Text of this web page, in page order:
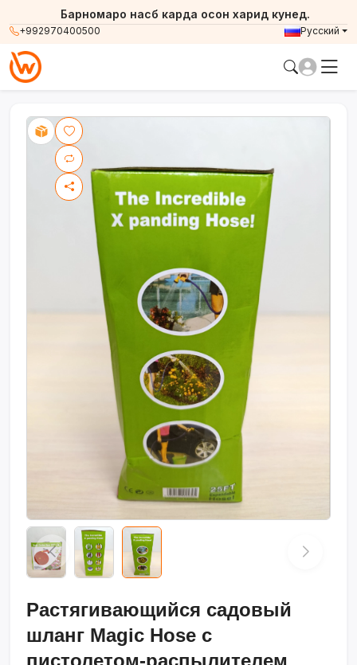
+992970400500
Барномаро насб карда осон харид кунед.
Русский
Растягивающийся садовый
шланг Magic Hose с